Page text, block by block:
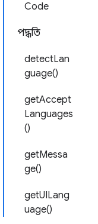
Code
পদ্ধতি
detectLan
guage()
getAccept
Languages
()
getMessa
ge()
getUILang
uage()